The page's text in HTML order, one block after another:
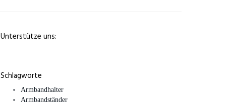
Unterstütze uns:
Schlagworte
Armbandhalter
Armbandständer